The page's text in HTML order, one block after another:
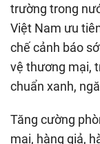
trường trong
Việt Nam ưu
chế cảnh báo
vệ thương mại,
chuẩn xanh,
Tăng cường
mại, hàng giả,